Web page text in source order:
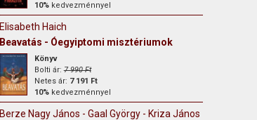
10%kedvezménnyel
Elisabeth Haich
Beavatás - Óegyiptomi misztériumok
Könyv
Bolti ár:7 990 Ft
Netes ár: 7 191 Ft
10%kedvezménnyel
Berze Nagy János - Gaal György - Kriza János - Arany